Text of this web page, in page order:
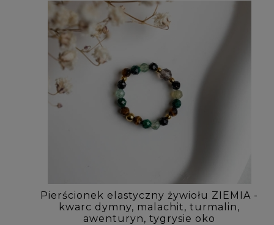
Pierścionek elastyczny żywiołu ZIEMIA -
kwarc dymny, malachit, turmalin,
awenturyn, tygrysie oko